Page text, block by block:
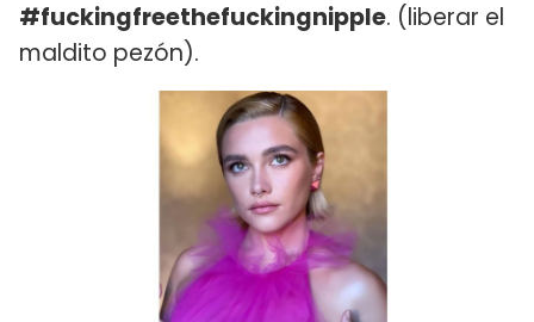
#fuckingfreethefuckingnipple. (liberar el
maldito pezón).